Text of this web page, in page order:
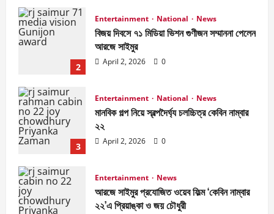
2
Entertainment National News
বিজয় দিবসে ৭১ মিডিয়া ভিশন গুণীজন সম্মাননা পেলেন
আরজে সাইমুর
April 2, 2026 0
3
Entertainment National News
মানবিক গল্প নিয়ে স্বল্পদৈর্ঘ‍্য চলচ্চিত্র কেবিন নাম্বার
২২
April 2, 2026 0
Entertainment News
আরজে সাইমুর প্রযোজিত ওয়েব ফিল্ম ‘কেবিন নাম্বার
২২’এ প্রিয়াঙ্কা ও জয় চৌধুরী